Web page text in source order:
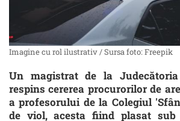
Imagine cu rol ilustrativ / Sursa foto: Freepik
Un magistrat de la
respins cererea procurorilor de
a profesorului de la Colegiul
de viol, acesta fiind plasat